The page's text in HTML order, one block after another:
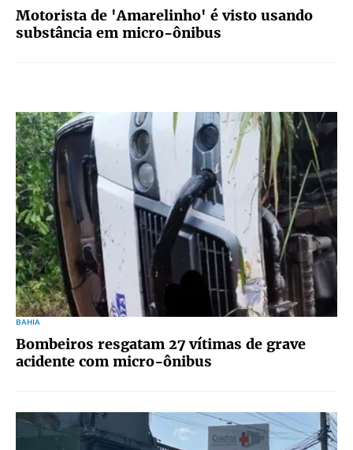
Motorista de 'Amarelinho' é visto usando
substância em micro-ônibus
BAHIA
Bombeiros resgatam 27 vítimas de grave
acidente com micro-ônibus